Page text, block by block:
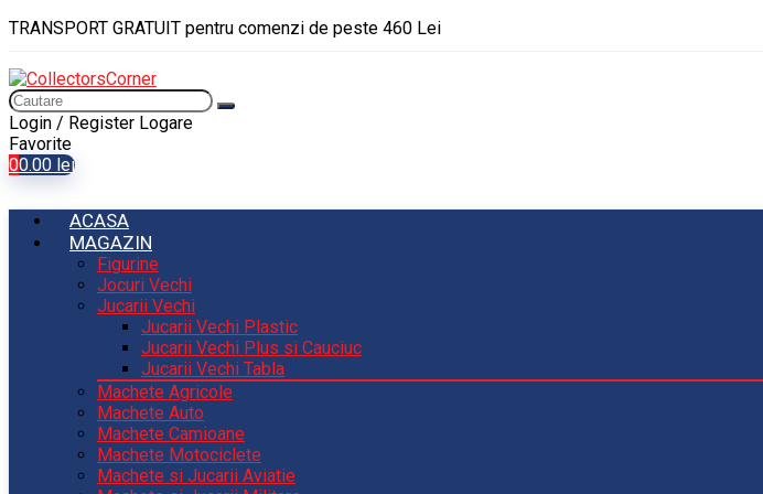
TRANSPORT GRATUIT pentru comenzi de peste 460 Lei
Login / Register Logare
Favorite
00.00 lei
ACASA
MAGAZIN
Figurine
Jocuri Vechi
Jucarii Vechi
Jucarii Vechi Plastic
Jucarii Vechi Plus si Cauciuc
Jucarii Vechi Tabla
Machete Agricole
Machete Auto
Machete Camioane
Machete Motociclete
Machete si Jucarii Aviatie